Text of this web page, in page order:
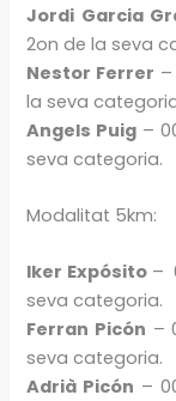
Jordi Garcia
2on de la seva
Nestor Ferrer
la seva
Angels Puig –
seva categoria.
Modalitat 5km:
Iker Expósito –
seva categoria.
Ferran Picón –
seva categoria.
Adrià Picón –